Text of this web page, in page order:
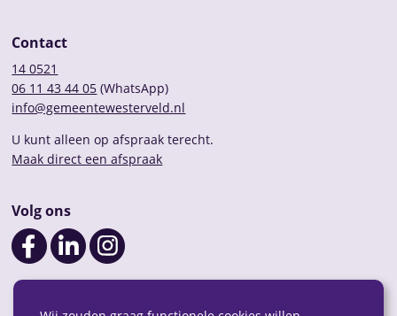
Contact
14 0521
06 11 43 44 05 (WhatsApp)
info@gemeentewesterveld.nl
U kunt alleen op afspraak terecht.
Maak direct een afspraak
Volg ons